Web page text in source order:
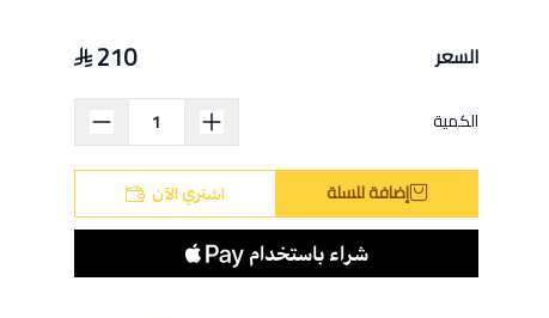
السعر 210
الكمية
إضافة للسلة اشتري الآن